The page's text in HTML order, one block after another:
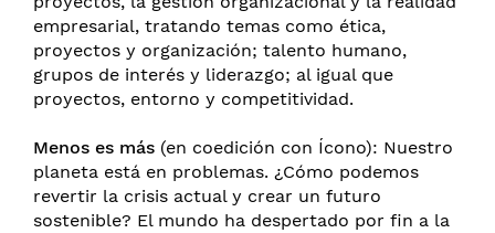
empresarial, tratando temas como ética,
proyectos y organización; talento humano,
grupos de interés y liderazgo; al igual que
proyectos, entorno y competitividad.
Menos es más (en coedición con Ícono): Nuestro
planeta está en problemas. ¿Cómo podemos
revertir la crisis actual y crear un futuro
sostenible? El mundo ha despertado por fin a la